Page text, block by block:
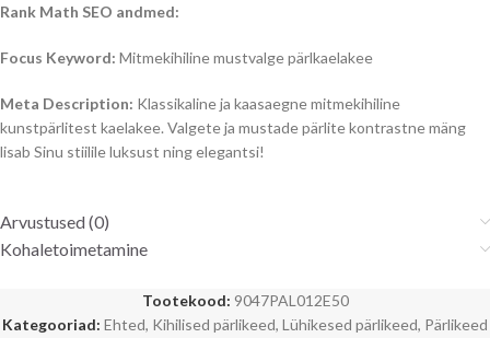
Rank Math SEO andmed:
Focus Keyword: Mitmekihiline mustvalge pärlkaelakee
Meta Description: Klassikaline ja kaasaegne mitmekihiline
kunstpärlitest kaelakee. Valgete ja mustade pärlite kontrastne mäng
lisab Sinu stiilile luksust ning elegantsi!
Arvustused (0)
Kohaletoimetamine
Tootekood: 9047PAL012E50
Kategooriad: Ehted, Kihilised pärlikeed, Lühikesed pärlikeed, Pärlikeed